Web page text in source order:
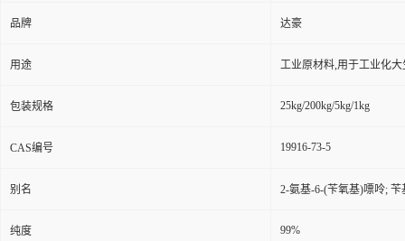
品牌 达豪
用途 工业原材料,用于工业化大
包装规格 25kg/200kg/5kg/1kg
CAS编号 19916-73-5
别名 2-氨基-6-(苄氧基)嘌呤;
纯度 99%